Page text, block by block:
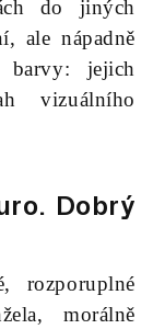
do jiných
ale nápadně
jejich
vizuálního
. Dobrý
rozporuplné
morálně